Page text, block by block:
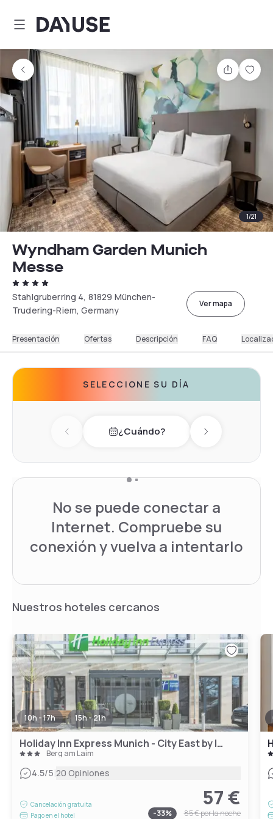
Dayuse
1/21
Wyndham Garden Munich
Messe
Stahlgruberring 4, 81829 München-
Trudering-Riem, Germany
Ver mapa
Presentación Ofertas Descripción FAQ
SELECCIONE SU DÍA
Previous day¿Cuándo? Next day
No se puede conectar a
Internet. Compruebe su
conexión y vuelva a intentarlo
Nuestros hoteles cercanos
10h - 17h 15h - 21h
Holiday Inn Express Munich - City East by IHG
Berg am Laim
4.5/5|20 Opiniones
Cancelación gratuita
Pago en el hotel
57 €
-33% 85 €por la noche